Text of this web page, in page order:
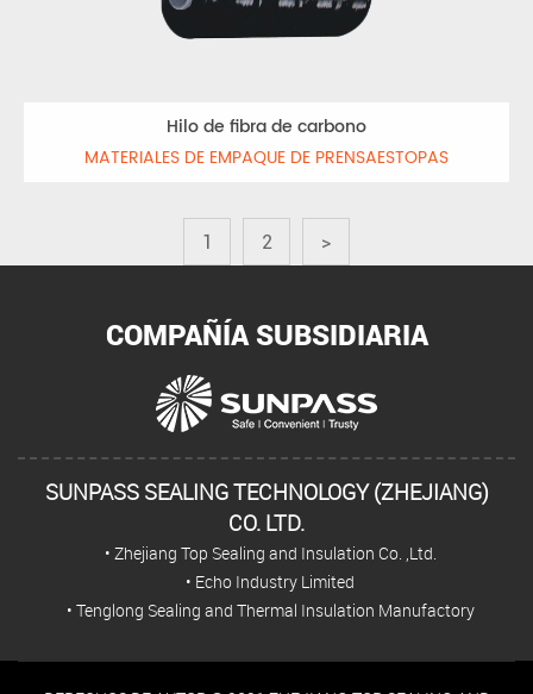
Hilo de fibra de carbono
MATERIALES DE EMPAQUE DE PRENSAESTOPAS
1 2 >
COMPAÑÍA SUBSIDIARIA
SUNPASS SEALING TECHNOLOGY (ZHEJIANG)
CO. LTD.
• Zhejiang Top Sealing and Insulation Co. ,Ltd.
• Echo Industry Limited
• Tenglong Sealing and Thermal Insulation Manufactory